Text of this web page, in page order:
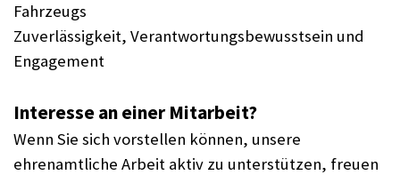
Fahrzeugs
Zuverlässigkeit, Verantwortungsbewusstsein und
Engagement
Interesse an einer Mitarbeit?
Wenn Sie sich vorstellen können, unsere
ehrenamtliche Arbeit aktiv zu unterstützen, freuen